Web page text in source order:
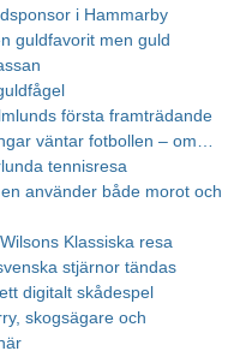
i Hammarby
guldfavorit men guld
första framträdande
väntar fotbollen – om…
tennisresa
använder både morot och
Klassiska resa
stjärnor tändas
digitalt skådespel
skogsägare och